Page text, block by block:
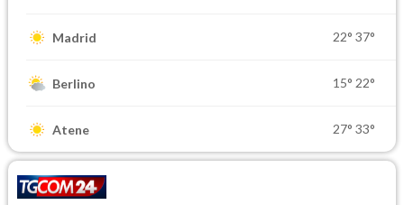
Madrid 22° 37°
Berlino 15° 22°
Atene 27° 33°